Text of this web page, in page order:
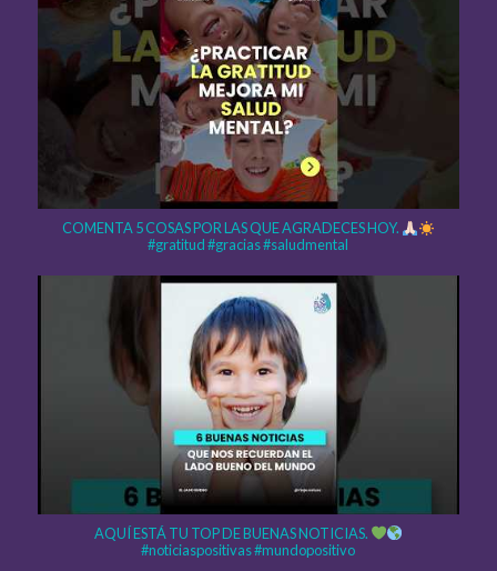
COMENTA 5 COSAS POR LAS QUE AGRADECES HOY.
#gratitud #gracias #saludmental
AQUÍ ESTÁ TU TOP DE BUENAS NOTICIAS.
#noticiaspositivas #mundopositivo